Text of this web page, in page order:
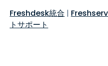
Freshdesk統合 |
トサポート